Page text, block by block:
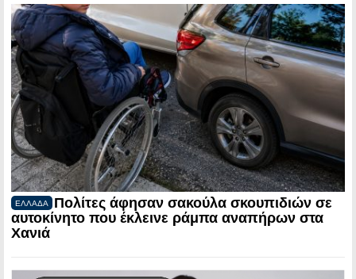
ΕΛΛΑΔΑ
Πολίτες άφησαν σακούλα σκουπιδιών σε
αυτοκίνητο που έκλεινε ράμπα αναπήρων στα
Χανιά